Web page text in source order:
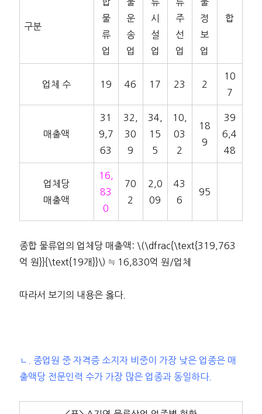
구분
물
류
업
운
송
업
시
설
업
주
선
업
정
보
업
합
업체 수 19 46 17 23 2
10
7
매출액
31
9,7
63
32,
30
9
34,
15
5
10,
03
2
18
9
39
6,4
48
업체당
매출액
16,
83
0
70
2
2,0
09
43
6
95
종합 물류업의 업체당 매출액: \(\dfrac{\text{319,763
억 원}}{\text{19개}}\) ≒ 16,830억 원/업체
따라서 보기의 내용은 옳다.
ㄴ. 종업원 중 자격증 소지자 비중이 가장 낮은 업종은 매
출액당 전문인력 수가 가장 많은 업종과 동일하다.